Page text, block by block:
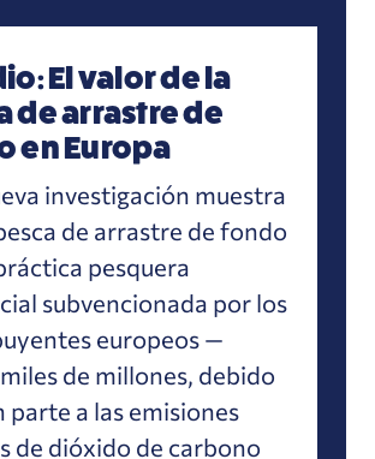
El valor de la
de arrastre de
en Europa
investigación muestra
de arrastre de fondo
pesquera
subvencionada por los
europeos —
de millones, debido
parte a las emisiones
de dióxido de carbono